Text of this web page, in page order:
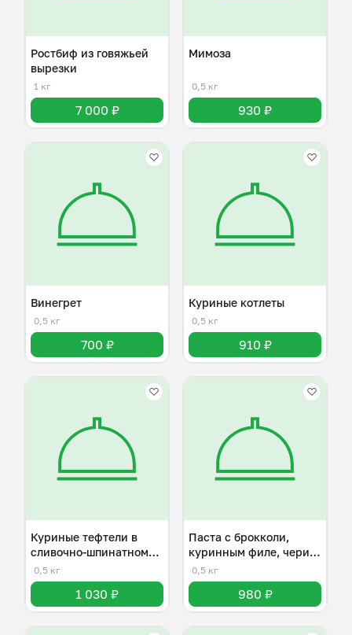
Ростбиф из говяжьей
вырезки
1 кг
7 000 ₽
Мимоза
0,5 кг
930 ₽
Винегрет
0,5 кг
700 ₽
Куриные котлеты
0,5 кг
910 ₽
Куриные тефтели в
сливочно-шпинатном
соусе
0,5 кг
1 030 ₽
Паста с брокколи,
куринным филе, чери и
пармезаном
0,5 кг
980 ₽